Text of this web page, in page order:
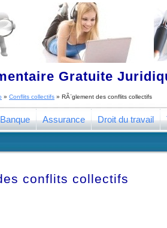
Gratuite
» Conflits collectifs » RÃ¨glement des conflits collectifs
Banque Assurance Droit du travail
conflits collectifs